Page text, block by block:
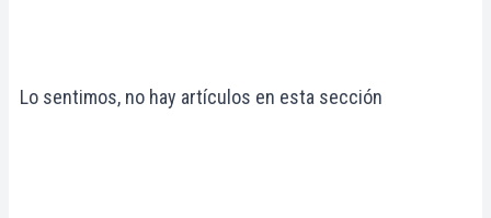
Lo sentimos, no hay artículos en esta sección